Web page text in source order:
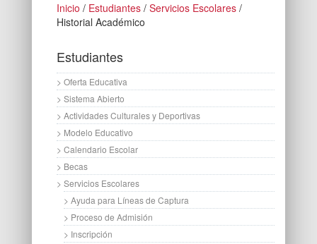
Inicio / Estudiantes/ Servicios Escolares/
Historial Académico
Estudiantes
> Oferta Educativa
> Sistema Abierto
> Actividades Culturales y Deportivas
> Modelo Educativo
> Calendario Escolar
> Becas
> Servicios Escolares
> Ayuda para Líneas de Captura
> Proceso de Admisión
> Inscripción